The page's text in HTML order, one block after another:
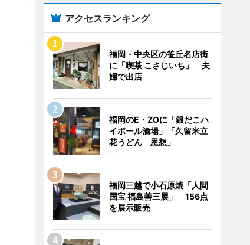
アクセスランキング
福岡・中央区の笹丘名店街
に「喫茶 こさじいち」 夫
婦で出店
福岡のE・ZOに「銀だこハ
イボール酒場」「久留米立
花うどん 恩想」
福岡三越で小石原焼「人間
国宝 福島善三展」 156点
を展示販売